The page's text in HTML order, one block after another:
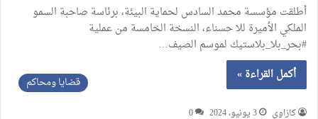
أطلقت مؤسسة محمد السادس لحماية البيئة، برئاسة صاحبة السمو
الملكي الأميرة للا حسناء، النسخة الخامسة من عملية
#بحر_بلا_بلاستيك لموسم الصيف…
أكمل القراءة »
قضايا ومحاكم
كازاوي 3 يونيو، 2024 0